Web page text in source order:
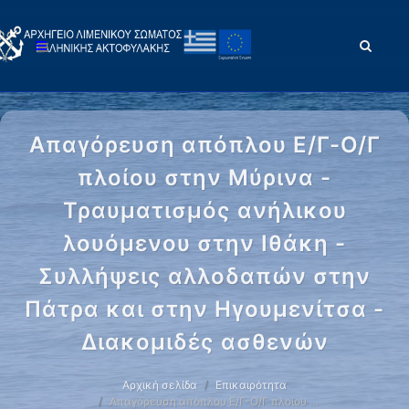
Απαγόρευση απόπλου Ε/Γ-Ο/Γ
πλοίου στην Μύρινα -
Τραυματισμός ανήλικου
λουόμενου στην Ιθάκη -
Συλλήψεις αλλοδαπών στην
Πάτρα και στην Ηγουμενίτσα -
Διακομιδές ασθενών
Αρχική σελίδα
Επικαιρότητα
Απαγόρευση απόπλου Ε/Γ-Ο/Γ πλοίου …